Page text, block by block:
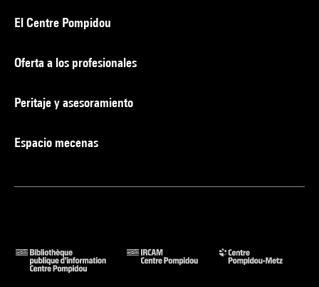
El Centre Pompidou
Oferta a los profesionales
Peritaje y asesoramiento
Espacio mecenas